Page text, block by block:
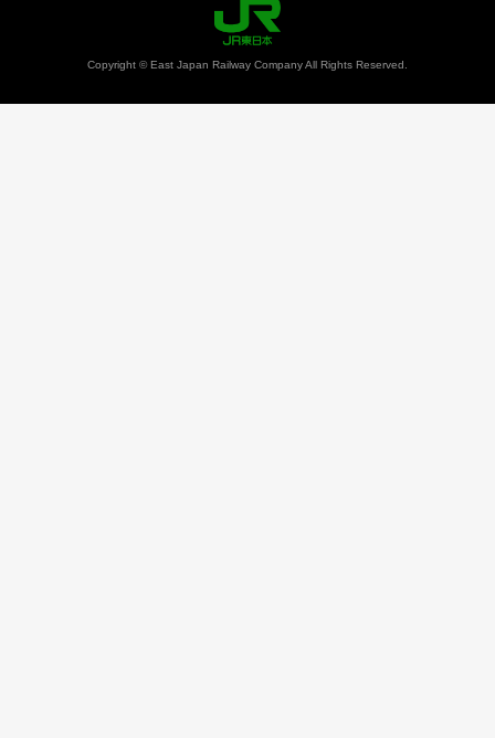
Copyright © East Japan Railway Company All Rights Reserved.